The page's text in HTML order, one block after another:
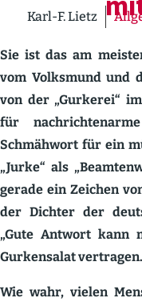
Karl-F. Lietz
Sie ist das am
vom Volksmund und
von der „Gurkerei“
für
Schmähwort für ein
„Jurke“ als
gerade ein Zeichen
der Dichter der
„Gute Antwort kann
Gurken­salat
Wie wahr, vielen